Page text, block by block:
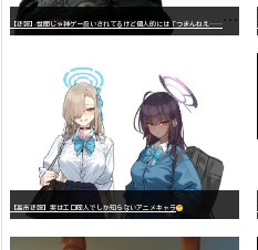
【
悲報】世間じゃ神ゲー扱いされてるけど個人的には「つまんねえ……」と思ったゲーム挙げてけ
【高市悲報】実はエロ同人でしか知らないアニメキャラ